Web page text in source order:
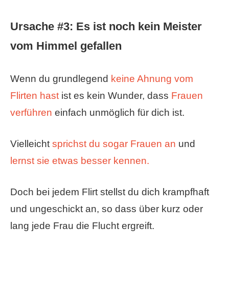
Ursache #3: Es ist noch kein Meister
vom Himmel gefallen
Wenn du grundlegend keine Ahnung vom
Flirten hast ist es kein Wunder, dass Frauen
verführen einfach unmöglich für dich ist.
Vielleicht sprichst du sogar Frauen an und
lernst sie etwas besser kennen.
Doch bei jedem Flirt stellst du dich krampfhaft
und ungeschickt an, so dass über kurz oder
lang jede Frau die Flucht ergreift.